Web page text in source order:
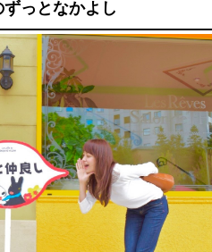
っとなかよし